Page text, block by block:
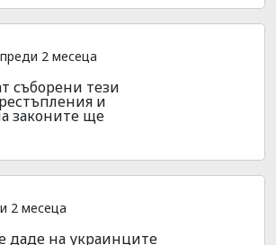
преди 2 месеца
съборени тези
и
законите ще
2 месеца
даде на украинците